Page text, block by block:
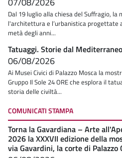
Dal 19 luglio alla chiesa del Suffragio,
l'architettura e l’urbanistica progettate
metà degli anni...
Tatuaggi. Storie dal Mediterraneo
06/08/2026
Ai Musei Civici di Palazzo Mosca la
Gruppo Il Sole 24 ORE che esplora il
storia delle civiltà...
COMUNICATI STAMPA
Torna la Gavardiana – Arte
2026 la XXXVII edizione della
via Gavardini, la corte di